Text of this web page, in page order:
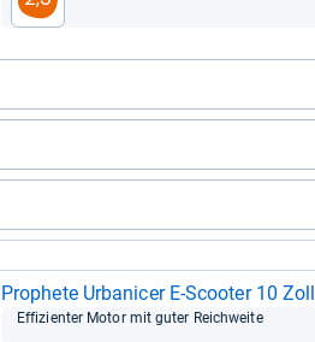
Pro­phete Urba­ni­cer E-​Scoo­ter 10 Zoll
Effi­zi­en­ter Motor mit guter Reich­weite